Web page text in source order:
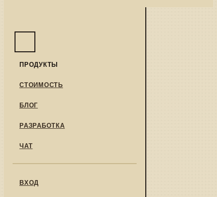
ПРОДУКТЫ
СТОИМОСТЬ
БЛОГ
РАЗРАБОТКА
ЧАТ
ВХОД